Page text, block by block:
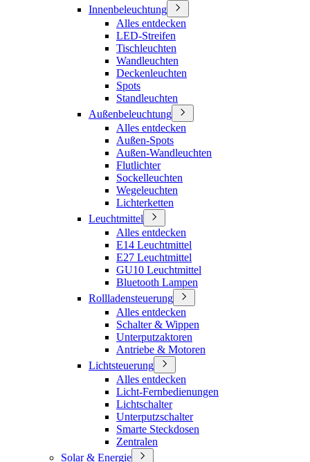
Innenbeleuchtung
Alles entdecken
LED-Streifen
Tischleuchten
Wandleuchten
Deckenleuchten
Spots
Standleuchten
Außenbeleuchtung
Alles entdecken
Außen-Spots
Außen-Wandleuchten
Flutlichter
Sockelleuchten
Wegeleuchten
Lichterketten
Leuchtmittel
Alles entdecken
E14 Leuchtmittel
E27 Leuchtmittel
GU10 Leuchtmittel
Bluetooth Lampen
Rollladensteuerung
Alles entdecken
Schalter & Wippen
Unterputzaktoren
Antriebe & Motoren
Lichtsteuerung
Alles entdecken
Licht-Fernbedienungen
Lichtschalter
Unterputzschalter
Smarte Steckdosen
Zentralen
Solar & Energie